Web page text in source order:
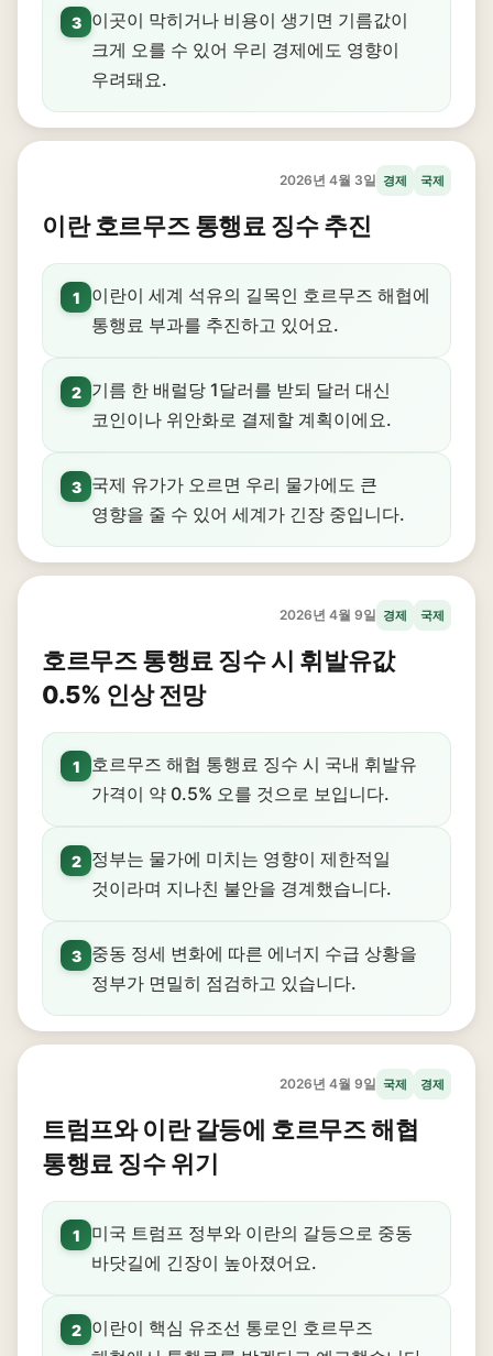
3
이곳이 막히거나 비용이 생기면 기름값이
크게 오를 수 있어 우리 경제에도 영향이
우려돼요.
2026년 4월 3일 경제 국제
이란 호르무즈 통행료 징수 추진
1
이란이 세계 석유의 길목인 호르무즈 해협에
통행료 부과를 추진하고 있어요.
2
기름 한 배럴당 1달러를 받되 달러 대신
코인이나 위안화로 결제할 계획이에요.
3
국제 유가가 오르면 우리 물가에도 큰
영향을 줄 수 있어 세계가 긴장 중입니다.
2026년 4월 9일 경제 국제
호르무즈 통행료 징수 시 휘발유값
0.5% 인상 전망
1
호르무즈 해협 통행료 징수 시 국내 휘발유
가격이 약 0.5% 오를 것으로 보입니다.
2
정부는 물가에 미치는 영향이 제한적일
것이라며 지나친 불안을 경계했습니다.
3
중동 정세 변화에 따른 에너지 수급 상황을
정부가 면밀히 점검하고 있습니다.
2026년 4월 9일 국제 경제
트럼프와 이란 갈등에 호르무즈 해협
통행료 징수 위기
1
미국 트럼프 정부와 이란의 갈등으로 중동
바닷길에 긴장이 높아졌어요.
2
이란이 핵심 유조선 통로인 호르무즈